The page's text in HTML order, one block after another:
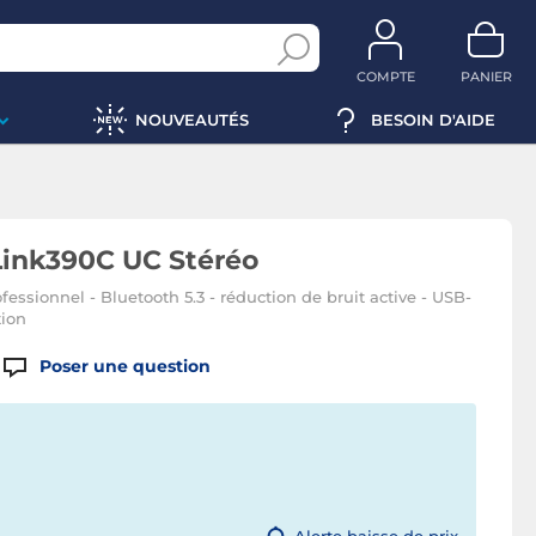
COMPTE PANIER
NOUVEAUTÉS BESOIN D'AIDE
UC Stéréo
- Bluetooth 5.3 - réduction de bruit active - USB-
Poser une question